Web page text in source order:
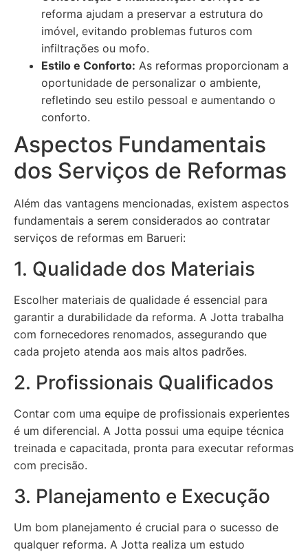
reforma ajudam a preservar a estrutura do
imóvel, evitando problemas futuros com
infiltrações ou mofo.
Estilo e Conforto: As reformas proporcionam a
oportunidade de personalizar o ambiente,
refletindo seu estilo pessoal e aumentando o
conforto.
Aspectos Fundamentais
dos Serviços de Reformas
Além das vantagens mencionadas, existem aspectos
fundamentais a serem considerados ao contratar
serviços de reformas em Barueri:
1. Qualidade dos Materiais
Escolher materiais de qualidade é essencial para
garantir a durabilidade da reforma. A Jotta trabalha
com fornecedores renomados, assegurando que
cada projeto atenda aos mais altos padrões.
2. Profissionais Qualificados
Contar com uma equipe de profissionais experientes
é um diferencial. A Jotta possui uma equipe técnica
treinada e capacitada, pronta para executar reformas
com precisão.
3. Planejamento e Execução
Um bom planejamento é crucial para o sucesso de
qualquer reforma. A Jotta realiza um estudo